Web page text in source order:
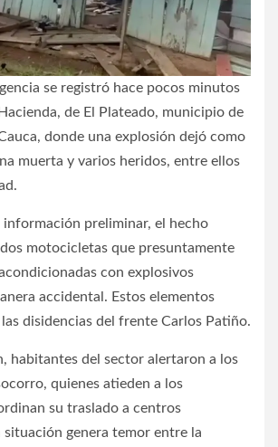
se registró hace pocos minutos
de El Plateado, municipio de
donde una explosión dejó como
muerta y varios heridos, entre ellos
información preliminar, el hecho
motocicletas que presuntamente
con explosivos
accidental. Estos elementos
disidencias del frente Carlos Patiño.
habitantes del sector alertaron a los
quienes atieden a los
su traslado a centros
situación genera temor entre la